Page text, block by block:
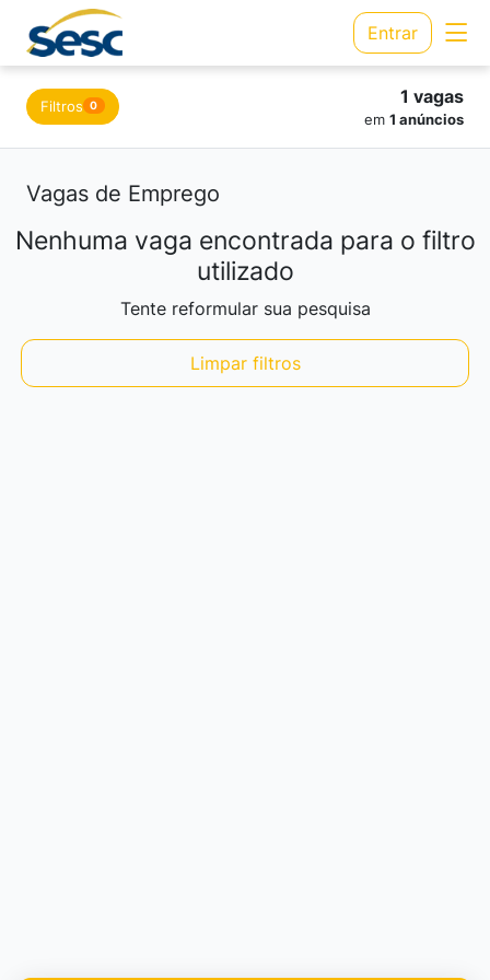
Entrar
Filtros 0 1 vagas
em 1 anúncios
Vagas de Emprego
Nenhuma vaga encontrada para o filtro
utilizado
Tente reformular sua pesquisa
Limpar filtros